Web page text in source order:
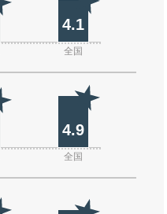
4.1
全国
4.9
全国